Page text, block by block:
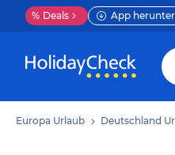
% Deals App
Europa Urlaub Deutschland